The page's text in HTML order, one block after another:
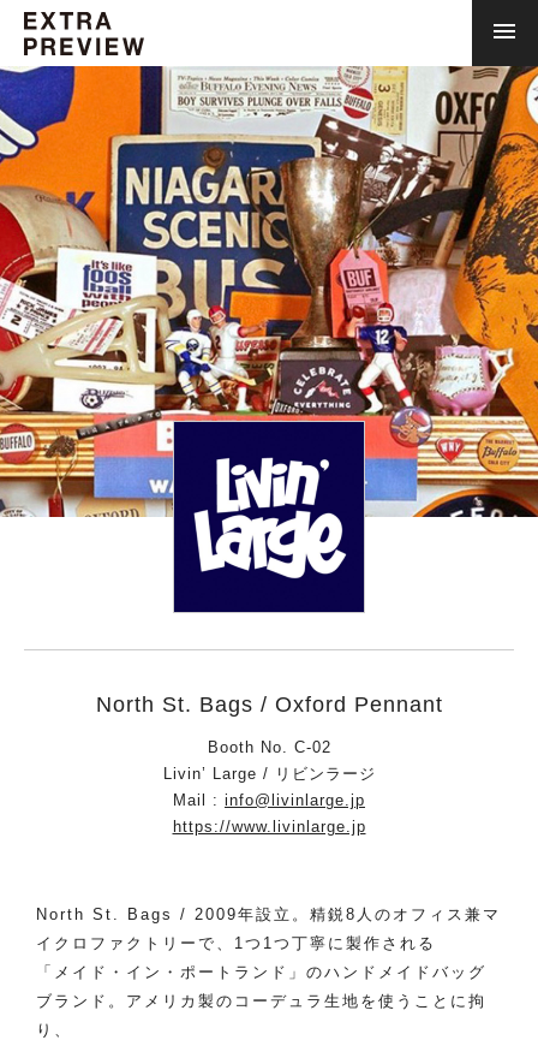
North St. Bags / Oxford Pennant
Booth No. C-02
Livin’ Large / リビンラージ
Mail : info@livinlarge.jp
https://www.livinlarge.jp
North St. Bags / 2009年設立。精鋭8人のオフィス兼マ
イクロファクトリーで、1つ1つ丁寧に製作される
「メイド・イン・ポートランド」のハンドメイドバッグ
ブランド。アメリカ製のコーデュラ生地を使うことに拘
り、